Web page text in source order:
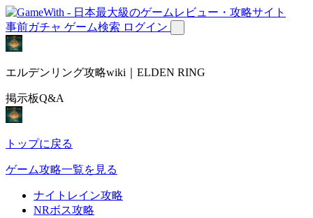
事前ガチャ ゲーム検索 ログイン
エルデンリング攻略wiki｜ELDEN RING
掲示板Q&A
トップに戻る
ゲーム攻略一覧を見る
ナイトレイン攻略
NRボス攻略